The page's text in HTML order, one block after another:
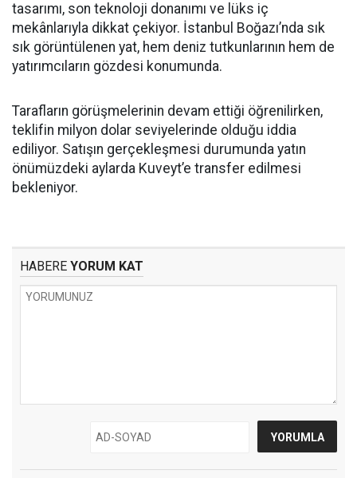
tasarımı, son teknoloji donanımı ve lüks iç
mekânlarıyla dikkat çekiyor. İstanbul Boğazı’nda sık
sık görüntülenen yat, hem deniz tutkunlarının hem de
yatırımcıların gözdesi konumunda.
Tarafların görüşmelerinin devam ettiği öğrenilirken,
teklifin milyon dolar seviyelerinde olduğu iddia
ediliyor. Satışın gerçekleşmesi durumunda yatın
önümüzdeki aylarda Kuveyt’e transfer edilmesi
bekleniyor.
HABERE YORUM KAT